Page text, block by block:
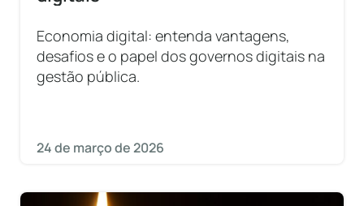
Economia digital: entenda vantagens,
desafios e o papel dos governos digitais na
gestão pública.
24 de março de 2026